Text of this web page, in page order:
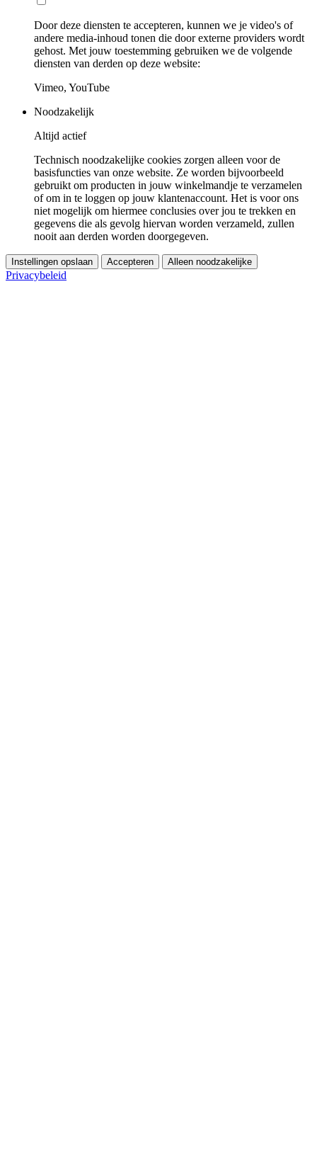
Door deze diensten te accepteren, kunnen we je video's of
andere media-inhoud tonen die door externe providers wordt
gehost. Met jouw toestemming gebruiken we de volgende
diensten van derden op deze website:
Vimeo, YouTube
Noodzakelijk
Altijd actief
Technisch noodzakelijke cookies zorgen alleen voor de
basisfuncties van onze website. Ze worden bijvoorbeeld
gebruikt om producten in jouw winkelmandje te verzamelen
of om in te loggen op jouw klantenaccount. Het is voor ons
niet mogelijk om hiermee conclusies over jou te trekken en
gegevens die als gevolg hiervan worden verzameld, zullen
nooit aan derden worden doorgegeven.
Instellingen opslaan Accepteren Alleen noodzakelijke
Privacybeleid